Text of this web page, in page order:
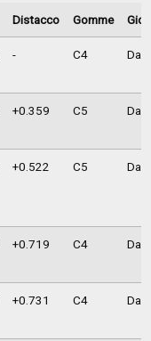
Distacco Gomme
- C4 Day
+0.359 C5 Day
+0.522 C5 Day
+0.719 C4 Day
+0.731 C4 Day